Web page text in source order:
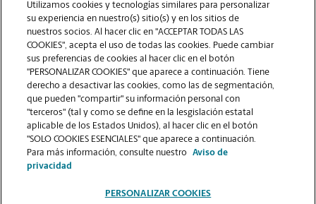
VER LA PÁGINA DE LA TIENDA
Utilizamos cookies y tecnologías similares para personalizar
su experiencia en nuestro(s) sitio(s) y en los sitios de
nuestros socios. Al hacer clic en "ACCEPTAR TODAS LAS
COOKIES", acepta el uso de todas las cookies. Puede cambiar
sus preferencias de cookies al hacer clic en el botón
"PERSONALIZAR COOKIES" que aparece a continuación. Tiene
derecho a desactivar las cookies, como las de segmentación,
que pueden "compartir" su información personal con
"terceros" (tal y como se define en la lesgislación estatal
aplicable de los Estados Unidos), al hacer clic en el botón
"SOLO COOKIES ESENCIALES" que aparece a continuación.
Para más información, consulte nuestro
Aviso de
privacidad
PERSONALIZAR COOKIES